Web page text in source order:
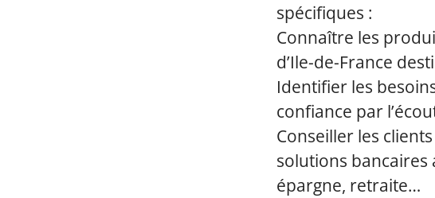
spécifiques :
Connaître les
d’Ile-de-France
Identifier les
confiance par
Conseiller les
solutions bancaires
épargne, retraite…